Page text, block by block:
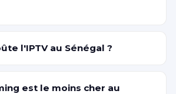
l'IPTV au Sénégal ?
est le moins cher au